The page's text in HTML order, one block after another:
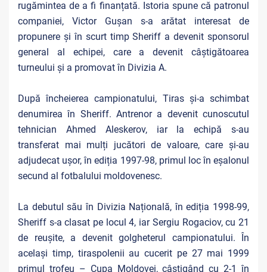
rugămintea de a fi finanțată. Istoria spune că patronul
companiei, Victor Gușan s-a arătat interesat de
propunere și în scurt timp Sheriff a devenit sponsorul
general al echipei, care a devenit câștigătoarea
turneului și a promovat în Divizia A.
După încheierea campionatului, Tiras și-a schimbat
denumirea în Sheriff. Antrenor a devenit cunoscutul
tehnician Ahmed Aleskerov, iar la echipă s-au
transferat mai mulți jucători de valoare, care și-au
adjudecat ușor, în ediția 1997-98, primul loc în eșalonul
secund al fotbalului moldovenesc.
La debutul său în Divizia Națională, în ediția 1998-99,
Sheriff s-a clasat pe locul 4, iar Sergiu Rogaciov, cu 21
de reușite, a devenit golgheterul campionatului. În
același timp, tiraspolenii au cucerit pe 27 mai 1999
primul trofeu – Cupa Moldovei, câștigând cu 2-1 în